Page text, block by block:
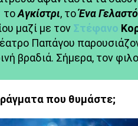
τοΑγκίστρι, τοΈνα Γελαστό
μαζί με τον Στέφανο
Παπάγου
βραδιά. Σήμερα, τον
που θυμάστε;